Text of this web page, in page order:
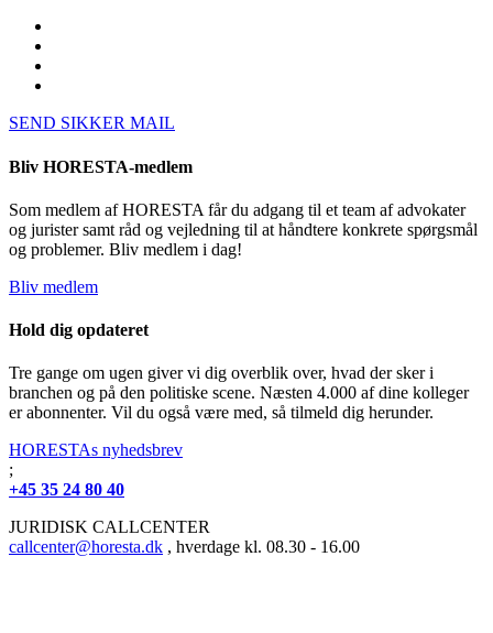
SEND SIKKER MAIL
Bliv HORESTA-medlem
Som medlem af HORESTA får du adgang til et team af advokater
og jurister samt råd og vejledning til at håndtere konkrete spørgsmål
og problemer. Bliv medlem i dag!
Bliv medlem
Hold dig opdateret
Tre gange om ugen giver vi dig overblik over, hvad der sker i
branchen og på den politiske scene. Næsten 4.000 af dine kolleger
er abonnenter. Vil du også være med, så tilmeld dig herunder.
HORESTAs nyhedsbrev
;
+45 35 24 80 40
JURIDISK CALLCENTER
callcenter@horesta.dk , hverdage kl. 08.30 - 16.00